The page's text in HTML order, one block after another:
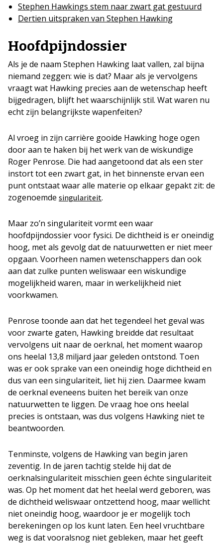
Stephen Hawkings stem naar zwart gat gestuurd
Dertien uitspraken van Stephen Hawking
Hoofdpijndossier
Als je de naam Stephen Hawking laat vallen, zal bijna
niemand zeggen: wie is dat? Maar als je vervolgens
vraagt wat Hawking precies aan de wetenschap heeft
bijgedragen, blijft het waarschijnlijk stil. Wat waren nu
echt zijn belangrijkste wapenfeiten?
Al vroeg in zijn carrière gooide Hawking hoge ogen
door aan te haken bij het werk van de wiskundige
Roger Penrose. Die had aangetoond dat als een ster
instort tot een zwart gat, in het binnenste ervan een
punt ontstaat waar alle materie op elkaar gepakt zit: de
zogenoemde singulariteit.
Maar zo’n singulariteit vormt een waar
hoofdpijndossier voor fysici. De dichtheid is er oneindig
hoog, met als gevolg dat de natuurwetten er niet meer
opgaan. Voorheen namen wetenschappers dan ook
aan dat zulke punten weliswaar een wiskundige
mogelijkheid waren, maar in werkelijkheid niet
voorkwamen.
Penrose toonde aan dat het tegendeel het geval was
voor zwarte gaten, Hawking breidde dat resultaat
vervolgens uit naar de oerknal, het moment waarop
ons heelal 13,8 miljard jaar geleden ontstond. Toen
was er ook sprake van een oneindig hoge dichtheid en
dus van een singulariteit, liet hij zien. Daarmee kwam
de oerknal eveneens buiten het bereik van onze
natuurwetten te liggen. De vraag hoe ons heelal
precies is ontstaan, was dus volgens Hawking niet te
beantwoorden.
Tenminste, volgens de Hawking van begin jaren
zeventig. In de jaren tachtig stelde hij dat de
oerknalsingulariteit misschien geen échte singulariteit
was. Op het moment dat het heelal werd geboren, was
de dichtheid weliswaar ontzettend hoog, maar wellicht
niet oneindig hoog, waardoor je er mogelijk toch
berekeningen op los kunt laten. Een heel vruchtbare
weg is dat vooralsnog niet gebleken, maar het geeft